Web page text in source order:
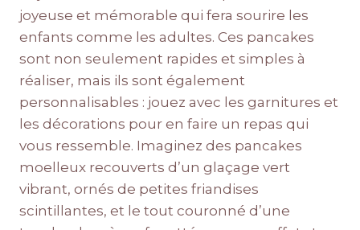
joyeuse et mémorable qui fera sourire les
enfants comme les adultes. Ces pancakes
sont non seulement rapides et simples à
réaliser, mais ils sont également
personnalisables : jouez avec les garnitures et
les décorations pour en faire un repas qui
vous ressemble. Imaginez des pancakes
moelleux recouverts d’un glaçage vert
vibrant, ornés de petites friandises
scintillantes, et le tout couronné d’une